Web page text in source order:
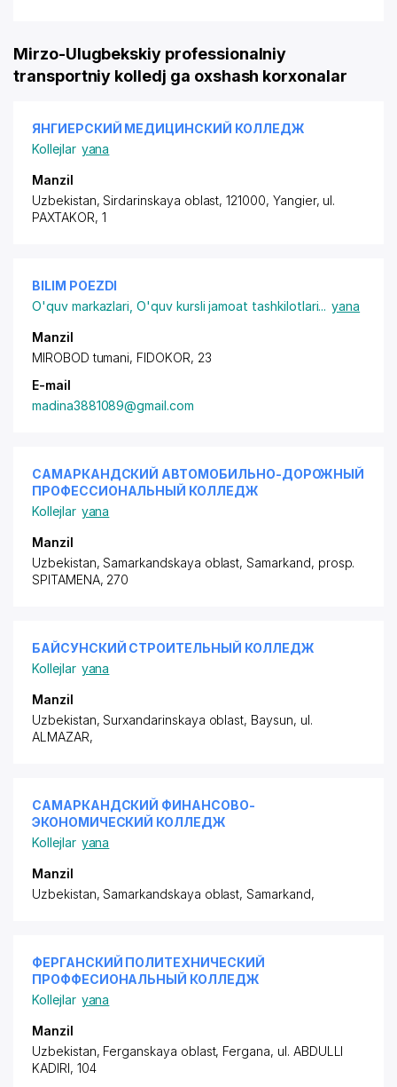
Mirzo-Ulugbekskiy professionalniy
transportniy kolledj ga oxshash korxonalar
ЯНГИЕРСКИЙ МЕДИЦИНСКИЙ КОЛЛЕДЖ
Kollejlar yana
Manzil
Uzbekistan, Sirdarinskaya oblast, 121000, Yangier, ul.
PAXTAKOR, 1
BILIM POEZDI
O'quv markazlari ,O'quv kursli jamoat tashkilotlari... yana
Manzil
MIROBOD tumani, FIDOKOR, 23
E-mail
madina3881089@gmail.com
САМАРКАНДСКИЙ АВТОМОБИЛЬНО-ДОРОЖНЫЙ
ПРОФЕССИОНАЛЬНЫЙ КОЛЛЕДЖ
Kollejlar yana
Manzil
Uzbekistan, Samarkandskaya oblast, Samarkand, prosp.
SPITAMENA, 270
БАЙСУНСКИЙ СТРОИТЕЛЬНЫЙ КОЛЛЕДЖ
Kollejlar yana
Manzil
Uzbekistan, Surxandarinskaya oblast, Baysun, ul.
ALMAZAR,
САМАРКАНДСКИЙ ФИНАНСОВО-
ЭКОНОМИЧЕСКИЙ КОЛЛЕДЖ
Kollejlar yana
Manzil
Uzbekistan, Samarkandskaya oblast, Samarkand,
ФЕРГАНСКИЙ ПОЛИТЕХНИЧЕСКИЙ
ПРОФФЕСИОНАЛЬНЫЙ КОЛЛЕДЖ
Kollejlar yana
Manzil
Uzbekistan, Ferganskaya oblast, Fergana, ul. ABDULLI
KADIRI, 104